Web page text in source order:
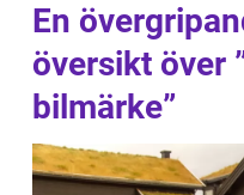
En
översikt över
bilmärke”